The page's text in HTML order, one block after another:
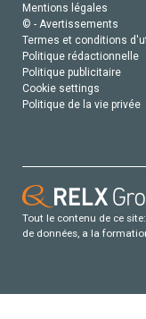
Mentions légales
© - Avertissements
Termes et conditions
Politique rédactionnelle
Politique publicitaire
Cookie settings
Politique de la vie privée
Tout le contenu de ce
de données, a la